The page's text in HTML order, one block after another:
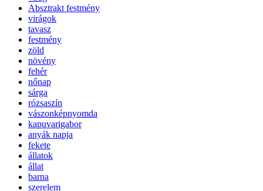
Absztrakt festmény
virágok
tavasz
festmény
zöld
növény
fehér
nőnap
sárga
rózsaszín
vászonképnyomda
kapuvarigabor
anyák napja
fekete
állatok
állat
barna
szerelem